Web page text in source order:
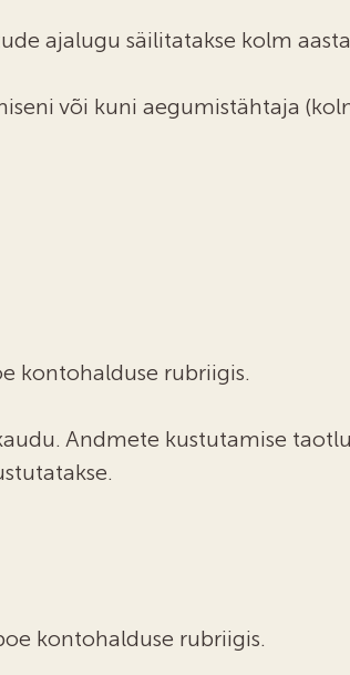
ajalugu säilitatakse kolm
või kuni aegumistähtaja
kontohalduse rubriigis.
Andmete kustutamise
kontohalduse rubriigis.